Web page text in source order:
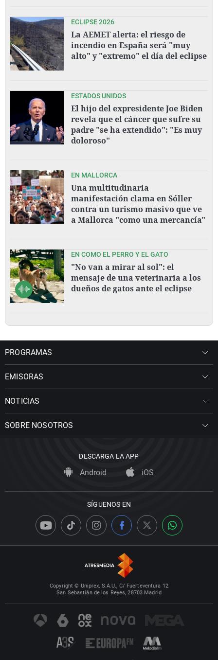
ECLIPSE 2026
La AEMET alerta: el riesgo de
incendio en España será "muy
alto" y "extremo" el día del eclipse
ESTADOS UNIDOS
El hijo del expresidente Joe Biden
revela que el cáncer que sufre su
padre "se ha extendido": "Es muy
doloroso"
EN MALLORCA
Una multitudinaria
manifestación clama en Sóller
contra un turismo masivo que ve
a Mallorca "como una mercancía"
EN COMO EL PERRO Y EL GATO
"No van a mirar al sol": el
mensaje de una veterinaria a los
dueños de gatos ante el eclipse
PROGRAMAS
EMISORAS
NOTICIAS
SOBRE NOSOTROS
DESCARGA LA APP
Android iOS
SÍGUENOS EN
Copyright © Uniprex, S.A.U., C/ Fuerteventura 12
San Sebastián de los Reyes, 28703 Madrid